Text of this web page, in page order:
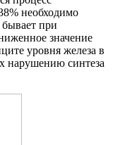
необходимо
бывает при
значение
уровня железа в
нарушению синтеза